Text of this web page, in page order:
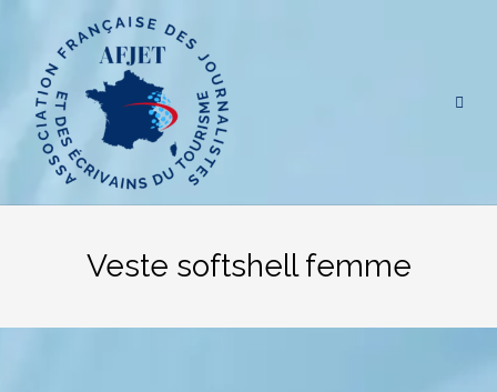
contenu
Veste softshell femme